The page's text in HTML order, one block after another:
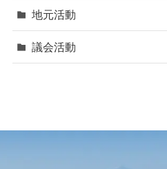
地元活動
議会活動